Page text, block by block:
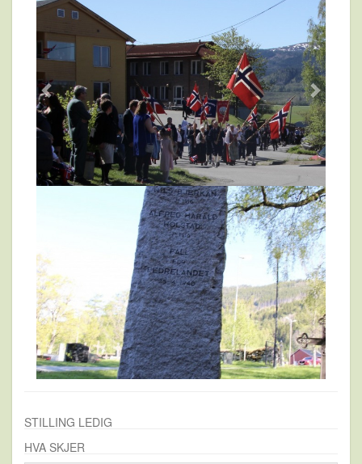
STILLING LEDIG
HVA SKJER